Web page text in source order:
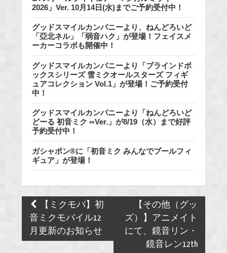
2026」Ver. 10月14日(水)までご予約受付中！
グッドスマイルカンパニーより、ねんどろいど
「亞北ネル」「弱音ハク」が登場！フェイスメ
ーカーコラボも開催中！
グッドスマイルカンパニーより「ブラインドボ
ックスシリーズ 雪ミクオールスターズ フィギ
ュアコレクション Vol.1」が登場！ご予約受付
中！
グッドスマイルカンパニーより「ねんどろいど
どーる 初音ミク ∞Ver.」が8/19（水）まで好評
予約受付中！
ガシャポン®に「初音ミク みんなでプールフィ
ギュア」が登場！
Post
navigation
【ミクモバ】初
音ミクモバイル12
月更新のお知らせ
【その他（グッ
ズ）】アニメイト
にて、鏡音リン・
鏡音レン12th